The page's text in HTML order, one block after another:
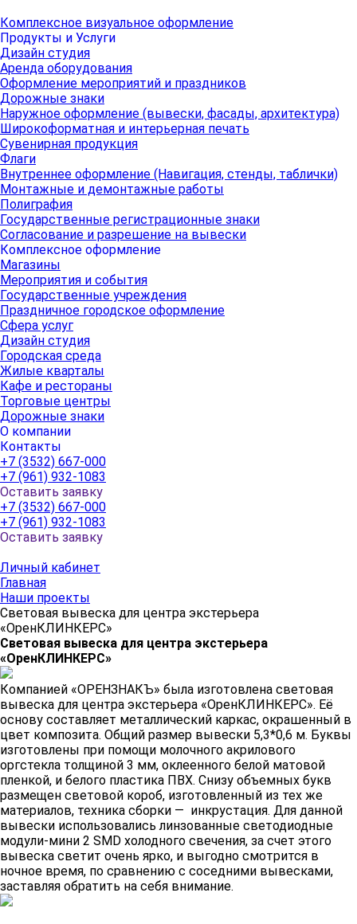
Комплексное визуальное оформление
Продукты и Услуги
Дизайн студия
Аренда оборудования
Оформление мероприятий и праздников
Дорожные знаки
Наружное оформление (вывески, фасады, архитектура)
Широкоформатная и интерьерная печать
Сувенирная продукция
Флаги
Внутреннее оформление (Навигация, стенды, таблички)
Монтажные и демонтажные работы
Полиграфия
Государственные регистрационные знаки
Согласование и разрешение на вывески
Комплексное оформление
Магазины
Мероприятия и события
Государственные учреждения
Праздничное городское оформление
Сфера услуг
Дизайн студия
Городская среда
Жилые кварталы
Кафе и рестораны
Торговые центры
Дорожные знаки
О компании
Контакты
+7 (3532) 667-000
+7 (961) 932-1083
Оставить заявку
+7 (3532) 667-000
+7 (961) 932-1083
Оставить заявку
Личный кабинет
Главная
Наши проекты
Световая вывеска для центра экстерьера
«ОренКЛИНКЕРС»
Световая вывеска для центра экстерьера
«ОренКЛИНКЕРС»
Компанией «ОРЕНЗНАКЪ» была изготовлена световая
вывеска для центра экстерьера «ОренКЛИНКЕРС». Её
основу составляет металлический каркас, окрашенный в
цвет композита. Общий размер вывески 5,3*0,6 м. Буквы
изготовлены при помощи молочного акрилового
оргстекла толщиной 3 мм, оклеенного белой матовой
пленкой, и белого пластика ПВХ. Снизу объемных букв
размещен световой короб, изготовленный из тех же
материалов, техника сборки — инкрустация. Для данной
вывески использовались линзованные светодиодные
модули-мини 2 SMD холодного свечения, за счет этого
вывеска светит очень ярко, и выгодно смотрится в
ночное время, по сравнению с соседними вывесками,
заставляя обратить на себя внимание.